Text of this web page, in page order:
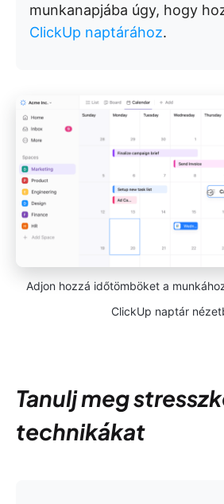
munkanapjába úgy, hogy
ClickUp naptárához.
Adjon hozzá időtömböket a
ClickUp naptár
Tanulj meg
technikákat